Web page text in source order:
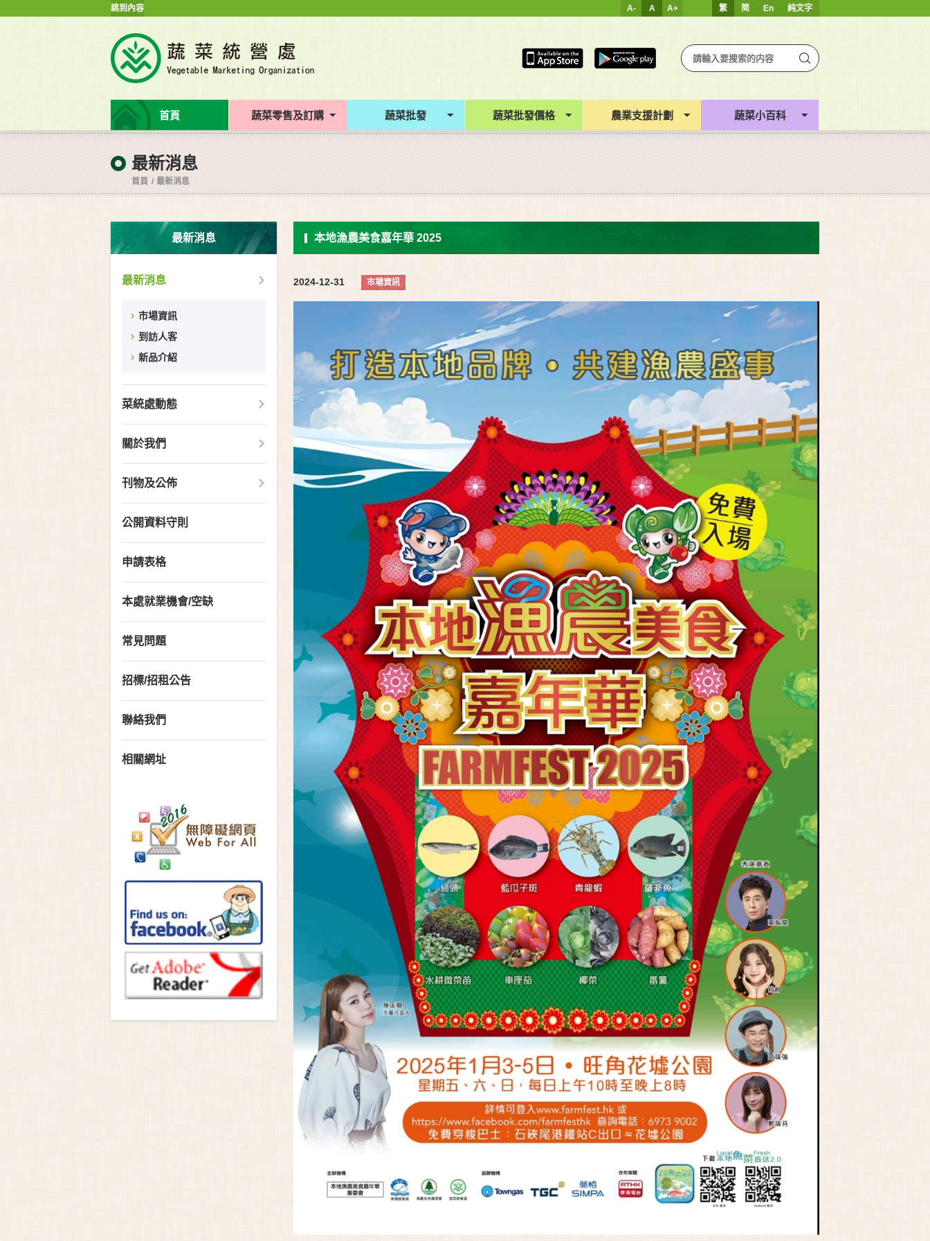
跳到內容 繁 简 En 純文字
A- A A+
首頁 蔬菜零售及訂購 蔬菜批發 蔬菜批發價格 農業支援計劃 蔬菜小百科
最新消息
首頁 最新消息
最新消息
最新消息
市場資訊
到訪人客
新品介紹
菜統處動態
關於我們
刊物及公佈
公開資料守則
申請表格
本處就業機會/空缺
常見問題
招標/招租公告
聯絡我們
相關網址
本地漁農美食嘉年華 2025
2024-12-31 市場資訊